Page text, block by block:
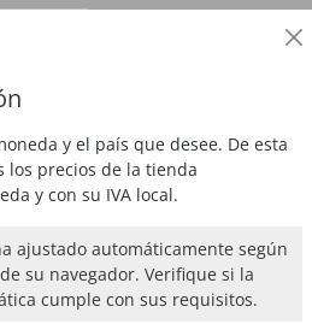
MF 26 CC AF-
y el país que desee. De esta
los precios de la tienda
y con su IVA local.
ajustado automáticamente según
su navegador. Verifique si la
cumple con sus requisitos.